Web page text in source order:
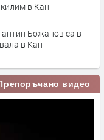
в Кан
Божанов са в
в Кан
видео